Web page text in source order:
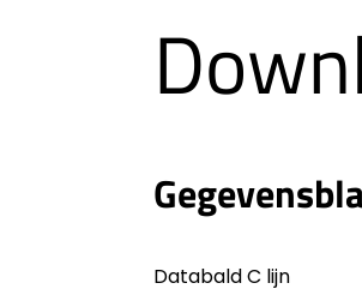
Databald C lijn